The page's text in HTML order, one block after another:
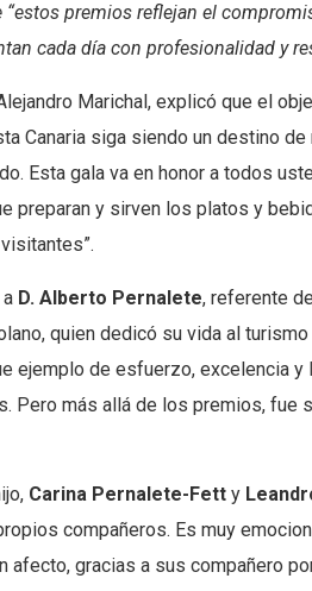
premios reflejan el
cada día con profesionalidad y
Marichal, explicó que el
Canaria siga siendo un destino
Esta gala va en honor a todos
preparan y sirven los platos y
D. Alberto Pernalete, referente
quien dedicó su vida al
ejemplo de esfuerzo, excelencia
Pero más allá de los premios,
Carina Pernalete-Fett y
compañeros. Es muy
gracias a sus compañero